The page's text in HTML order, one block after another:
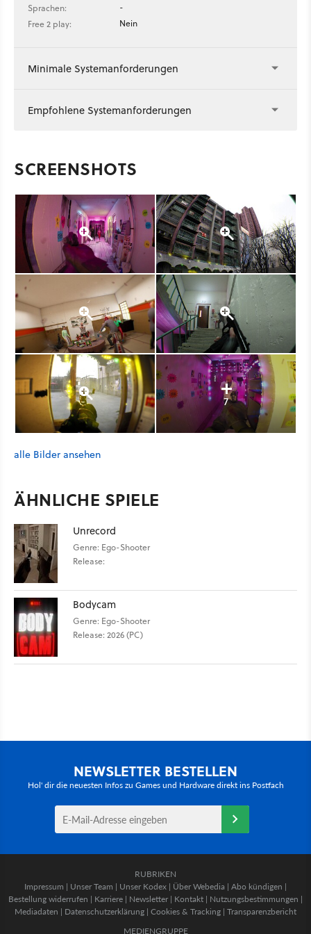
Sprachen:
-
Free 2 play:
Nein
Minimale Systemanforderungen
Empfohlene Systemanforderungen
SCREENSHOTS
7
alle Bilder ansehen
ÄHNLICHE SPIELE
Unrecord
Genre: Ego-Shooter
Release:
Bodycam
Genre: Ego-Shooter
Release: 2026 (PC)
NEWSLETTER BESTELLEN
Hol' dir die neuesten Infos zu Games und Hardware direkt ins Postfach
RUBRIKEN
Impressum | Unser Team | Unser Kodex | Über Webedia | Abo kündigen |
Bestellung widerrufen | Karriere | Newsletter | Kontakt | Nutzungsbestimmungen |
Mediadaten | Datenschutzerklärung | Cookies & Tracking | Transparenzbericht
MEDIENGRUPPE